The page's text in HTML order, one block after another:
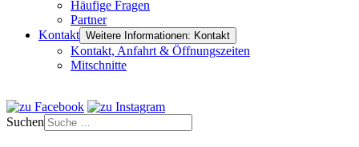
Häufige Fragen
Partner
Kontakt Weitere Informationen: Kontakt
Kontakt, Anfahrt & Öffnungszeiten
Mitschnitte
Suchen